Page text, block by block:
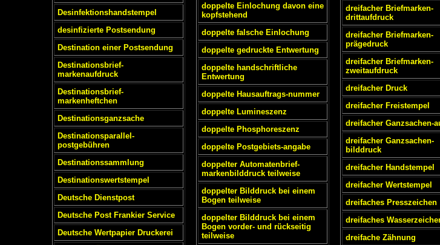
Desinfektionshandstempel
desinfizierte Postsendung
Destination einer Postsendung
Destinationsbrief-
markenaufdruck
Destinationsbrief-
markenheftchen
Destinationsganzsache
Destinationsparallel-
postgebühren
Destinationssammlung
Destinationswertstempel
Deutsche Dienstpost
Deutsche Post Frankier Service
Deutsche Wertpapier Druckerei
doppelte Einlochung davon eine
kopfstehend
doppelte falsche Einlochung
doppelte gedruckte Entwertung
doppelte handschriftliche
Entwertung
doppelte Hausauftrags-nummer
doppelte Lumineszenz
doppelte Phosphoreszenz
doppelte Postgebiets-angabe
doppelter Automatenbrief-
markenbilddruck teilweise
doppelter Bilddruck bei einem
Bogen teilweise
doppelter Bilddruck bei einem
Bogen vorder- und rückseitig
teilweise
dreifacher Briefmarken-
drittaufdruck
dreifacher Briefmarken-
prägedruck
dreifacher Briefmarken-
zweitaufdruck
dreifacher Druck
dreifacher Freistempel
dreifacher Ganzsachen-
dreifacher Ganzsachen-
bilddruck
dreifacher Handstempel
dreifacher Wertstempel
dreifaches Presszeichen
dreifaches
dreifache Zähnung